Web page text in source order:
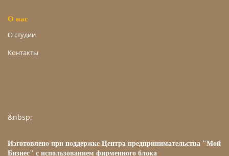
О нас
О студии
Контакты
&nbsp;
Изготовлено при поддержке Центра предпринимательства "Мой
Бизнес" с использованием фирменного блока